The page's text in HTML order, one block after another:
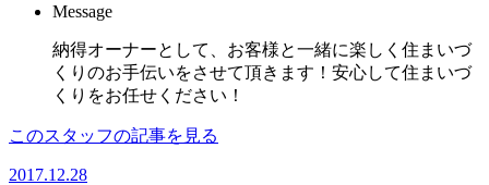
Message
納得オーナーとして、お客様と一緒に楽しく住まいづ
くりのお手伝いをさせて頂きます！安心して住まいづ
くりをお任せください！
このスタッフの記事を見る
2017.12.28